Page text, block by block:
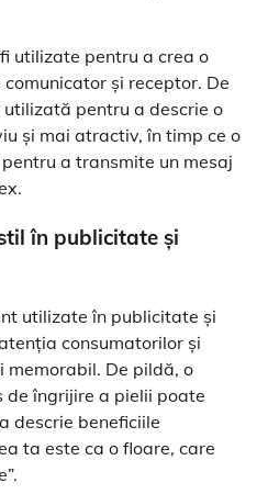
utilizate pentru a crea o
și receptor. De
pentru a descrie o
și mai atractiv, în timp ce o
a transmite un mesaj
în publicitate și
utilizate în publicitate și
consumatorilor și
memorabil. De pildă, o
de îngrijire a pielii poate
descrie beneficiile
ta este ca o floare, care